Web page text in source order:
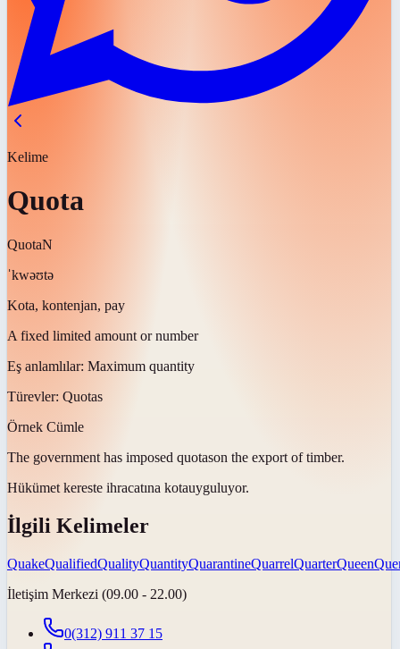
Kelime
Quota
QuotaN
ˈkwəʊtə
Kota, kontenjan, pay
A fixed limited amount or number
Eş anlamlılar: Maximum quantity
Türevler: Quotas
Örnek Cümle
The government has imposed quotason the export of timber.
Hükümet kereste ihracatına kotauyguluyor.
İlgili Kelimeler
QuakeQualifiedQualityQuantityQuarantineQuarrelQuarterQueen
İletişim Merkezi (09.00 - 22.00)
0(312) 911 37 15